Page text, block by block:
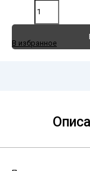
В избранное